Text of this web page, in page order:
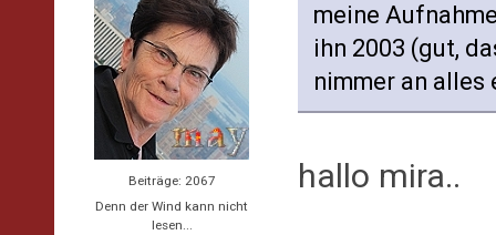
Beiträge: 2067
Denn der Wind kann nicht
lesen...
meine
ihn 2003 (gut,
nimmer an
hallo mira..